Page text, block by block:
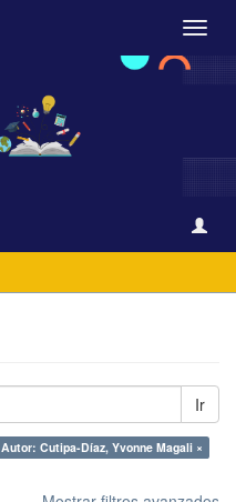
Ir
Autor: Cutipa-Díaz, Yvonne Magali ×